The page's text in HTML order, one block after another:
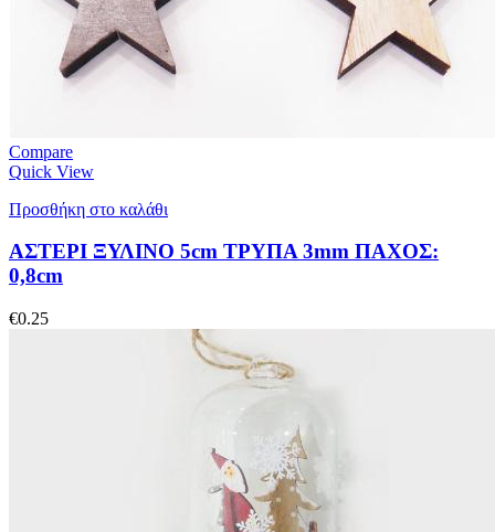
Compare
Quick View
Προσθήκη στο καλάθι
ΑΣΤΕΡΙ ΞΥΛΙΝΟ 5cm ΤΡΥΠΑ 3mm ΠΑΧΟΣ:
0,8cm
€0.25